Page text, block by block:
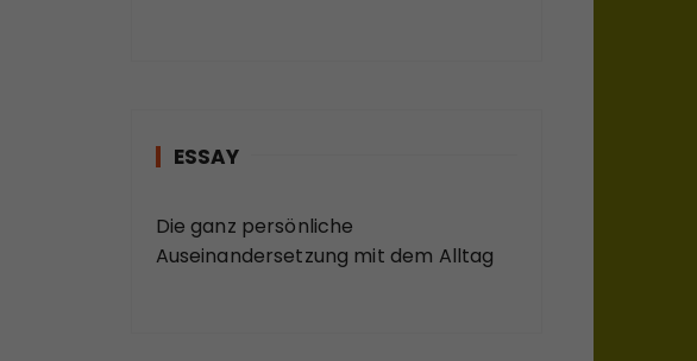
ESSAY
Die ganz persönliche
Auseinandersetzung mit dem Alltag